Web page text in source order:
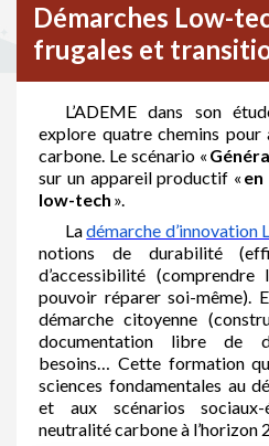
Démarches Low-
frugales et
L’ADEME dans son
explore quatre chemins
carbone. Le scénario «
sur un appareil productif «
low-tech ».
Ladémarche d’innovation
notions de durabilité
d’accessibilité
pouvoir réparer soi-même).
démarche citoyenne
documentation libre de
besoins… Cette formation
sciences fondamentales au
et aux scénarios
neutralité carbone à l’horizon